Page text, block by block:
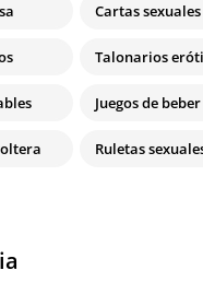
Cartas sexuales
Talonarios
Juegos de beber
Ruletas